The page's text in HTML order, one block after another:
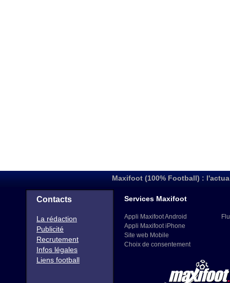
Maxifoot (100% Football) :
Contacts
La rédaction
Publicité
Recrutement
Infos légales
Liens football
Services Maxifoot
Appli Maxifoot Android
Appli Maxifoot iPhone
Site web Mobile
Choix de consentement